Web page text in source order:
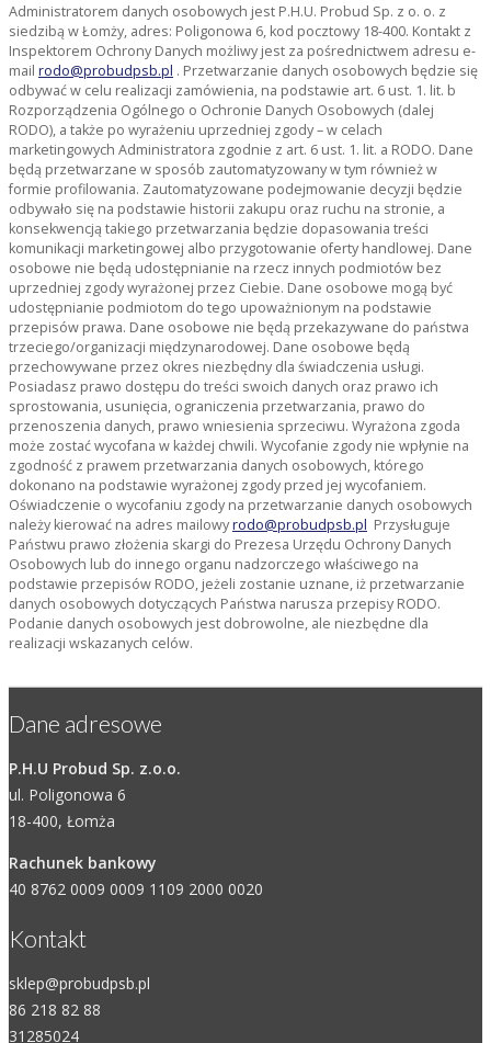
Administratorem danych osobowych jest P.H.U. Probud Sp. z o. o. z
siedzibą w Łomży, adres: Poligonowa 6, kod pocztowy 18-400. Kontakt z
Inspektorem Ochrony Danych możliwy jest za pośrednictwem adresu e-
mail rodo@probudpsb.pl . Przetwarzanie danych osobowych będzie się
odbywać w celu realizacji zamówienia, na podstawie art. 6 ust. 1. lit. b
Rozporządzenia Ogólnego o Ochronie Danych Osobowych (dalej
RODO), a także po wyrażeniu uprzedniej zgody – w celach
marketingowych Administratora zgodnie z art. 6 ust. 1. lit. a RODO. Dane
będą przetwarzane w sposób zautomatyzowany w tym również w
formie profilowania. Zautomatyzowane podejmowanie decyzji będzie
odbywało się na podstawie historii zakupu oraz ruchu na stronie, a
konsekwencją takiego przetwarzania będzie dopasowania treści
komunikacji marketingowej albo przygotowanie oferty handlowej. Dane
osobowe nie będą udostępnianie na rzecz innych podmiotów bez
uprzedniej zgody wyrażonej przez Ciebie. Dane osobowe mogą być
udostępnianie podmiotom do tego upoważnionym na podstawie
przepisów prawa. Dane osobowe nie będą przekazywane do państwa
trzeciego/organizacji międzynarodowej. Dane osobowe będą
przechowywane przez okres niezbędny dla świadczenia usługi.
Posiadasz prawo dostępu do treści swoich danych oraz prawo ich
sprostowania, usunięcia, ograniczenia przetwarzania, prawo do
przenoszenia danych, prawo wniesienia sprzeciwu. Wyrażona zgoda
może zostać wycofana w każdej chwili. Wycofanie zgody nie wpłynie na
zgodność z prawem przetwarzania danych osobowych, którego
dokonano na podstawie wyrażonej zgody przed jej wycofaniem.
Oświadczenie o wycofaniu zgody na przetwarzanie danych osobowych
należy kierować na adres mailowyrodo@probudpsb.pl Przysługuje
Państwu prawo złożenia skargi do Prezesa Urzędu Ochrony Danych
Osobowych lub do innego organu nadzorczego właściwego na
podstawie przepisów RODO, jeżeli zostanie uznane, iż przetwarzanie
danych osobowych dotyczących Państwa narusza przepisy RODO.
Podanie danych osobowych jest dobrowolne, ale niezbędne dla
realizacji wskazanych celów.
Dane adresowe
P.H.U Probud Sp. z.o.o.
ul. Poligonowa 6
18-400, Łomża
Rachunek bankowy
40 8762 0009 0009 1109 2000 0020
Kontakt
sklep@probudpsb.pl
86 218 82 88
31285024